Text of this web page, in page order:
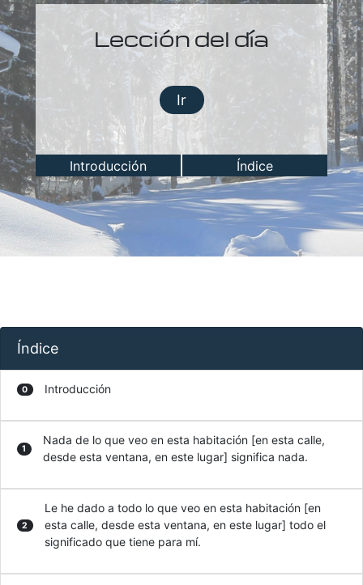
Lección del día
Ir
Introducción Índice
Índice
0 Introducción
1
Nada de lo que veo en esta habitación [en esta calle,
desde esta ventana, en este lugar] significa nada.
2
Le he dado a todo lo que veo en esta habitación [en
esta calle, desde esta ventana, en este lugar] todo el
significado que tiene para mí.